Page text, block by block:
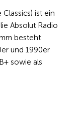
ist ein
Absolut Radio
besteht
und 1990er
sowie als